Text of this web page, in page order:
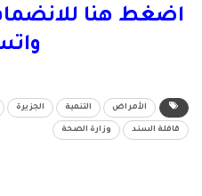
اضغط هنا
الأمراض التنمية الجزيرة
قافلة السند وزارة الصحة